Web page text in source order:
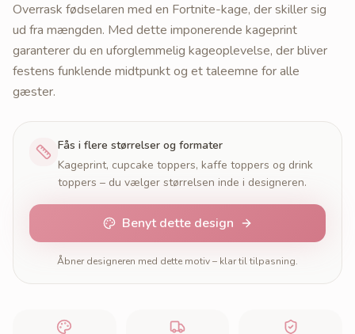
Overrask fødselaren med en Fortnite-kage, der skiller sig
ud fra mængden. Med dette imponerende kageprint
garanterer du en uforglemmelig kageoplevelse, der bliver
festens funklende midtpunkt og et taleemne for alle
gæster.
Fås i flere størrelser og formater
Kageprint, cupcake toppers, kaffe toppers og drink
toppers – du vælger størrelsen inde i designeren.
Benyt dette design
Åbner designeren med dette motiv – klar til tilpasning.